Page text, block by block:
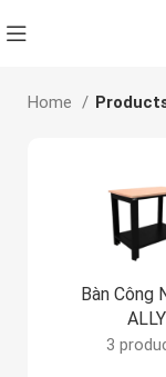
Home
Bàn Công
ALLY
3